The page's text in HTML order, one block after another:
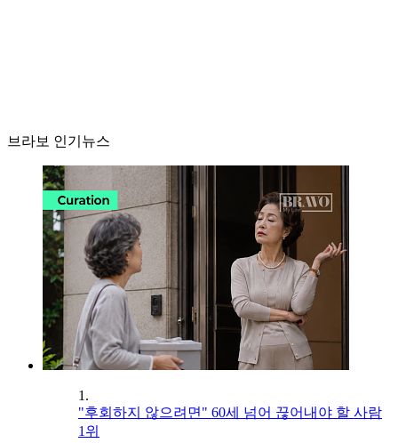
브라보 인기뉴스
1.
"후회하지 않으려면" 60세 넘어 끊어내야 할 사람
1위